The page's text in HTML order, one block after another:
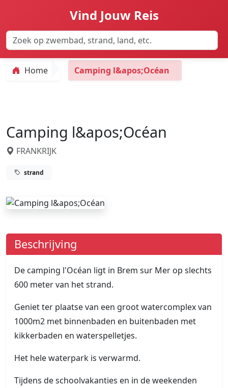
Vind Jouw Reis
Home Camping l&apos;Océan
Camping l&apos;Océan
FRANKRIJK
strand
Beschrijving
De camping l'Océan ligt in Brem sur Mer op slechts
600 meter van het strand.
Geniet ter plaatse van een groot watercomplex van
1000m2 met binnenbaden en buitenbaden met
kikkerbaden en waterspelletjes.
Het hele waterpark is verwarmd.
Tijdens de schoolvakanties en in de weekenden